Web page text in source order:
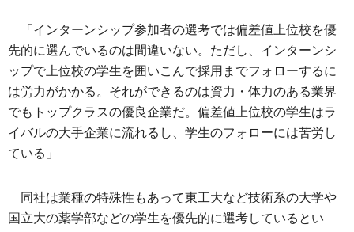
「インターンシップ参加者の選考では偏差値上位校を優
先的に選んでいるのは間違いない。ただし、インターンシ
ップで上位校の学生を囲いこんで採用までフォローするに
は労力がかかる。それができるのは資力・体力のある業界
でもトップクラスの優良企業だ。偏差値上位校の学生はラ
イバルの大手企業に流れるし、学生のフォローには苦労し
ている」
同社は業種の特殊性もあって東工大など技術系の大学や
国立大の薬学部などの学生を優先的に選考しているとい